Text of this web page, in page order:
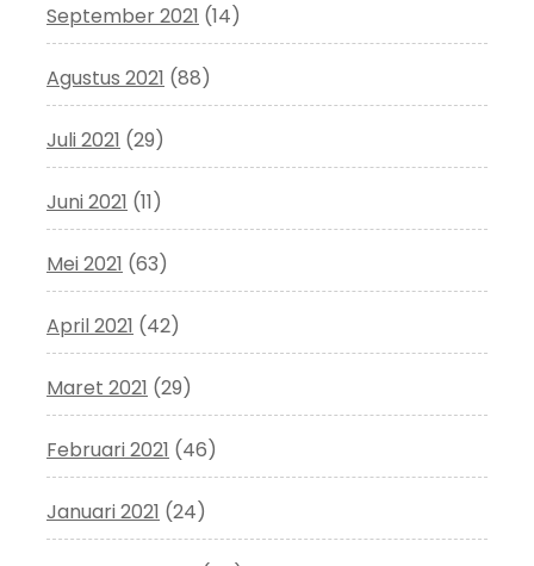
September 2021 (14)
Agustus 2021 (88)
Juli 2021 (29)
Juni 2021 (11)
Mei 2021 (63)
April 2021 (42)
Maret 2021 (29)
Februari 2021 (46)
Januari 2021 (24)